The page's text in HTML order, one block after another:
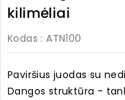
kilimėliai
Kodas : ATN100
Paviršius juodas su
Dangos struktūra -